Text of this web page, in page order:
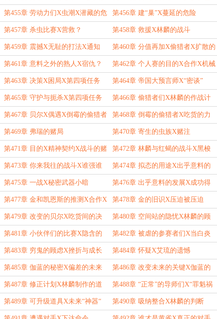
虫潮 潮X食物问题
第455章 劳动力们X虫潮X潜藏的危
机
第456章 建“巢”X蔓延的危险
第457章 杀虫比赛X营救？ 第458章 救援X林麟的战斗
第459章 震撼X无耻的打法X通知 第460章 分值再加X偷猎者X扩散的
隐患
第461章 意料之外的熟人X宿仇？
竹马？
第462章 个人赛的目的X合作X机械
白痴
第463章 决策X困局X第四项任务 第464章 帝国大预言师X“密谈”
第465章 守护与扼杀X第四项任务 第466章 偷猎者们X林麟的作战计
划
第467章 贝尔X偶遇X倒霉的偷猎者
们
第468章 倒霉的偷猎者X吃货的力
量
第469章 弗瑞的赌局 第470章 寄生的虫族X赌注
第471章 目的X精神契约X战斗的赌
注
第472章 林麟与红蝎的战斗X黑梭
第473章 你来我往的战斗X谁强谁
弱！
第474章 拟态的用途X出乎意料的
行动
第475章 一战X秘密武器小暗 第476章 出乎意料的发展X成功得
分X赌局的胜利者
第477章 金和凯恩斯的推测X合作X
虫子
第478章 金的旧识X压迫被压迫
第479章 改变的贝尔X吃货间的决
斗
第480章 空间站的隐忧X林麟的顾
虑
第481章 小伙伴们的比赛X隐含的
规则
第482章 被虐的参赛者们X当白炎
遭遇虫子
第483章 穷鬼的顾虑X挫折与成长 第484章 怀疑X艾琉的遗憾
第485章 伽蓝的秘密X偏差的未来 第486章 改变未来的关键X伽蓝的
能力
第487章 修正计划X林麟制作的道
具
第488章 “正常”的导师们X“罪魁祸
首”
第489章 可升级道具X未来“神器“ 第490章 吸纳整合X林麟的判断